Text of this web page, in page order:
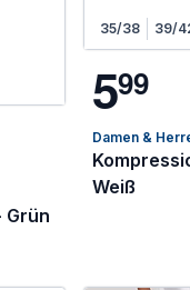
Grün
35/38 39/
599
Damen &
Weiß